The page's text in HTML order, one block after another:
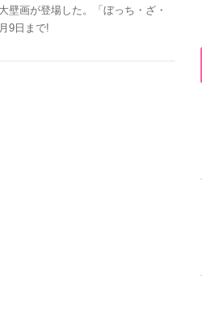
壁画が登場した。「ぼっち・ざ・
9日まで!